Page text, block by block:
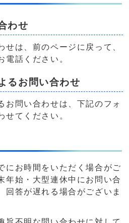
わせ
せは、前のページに戻って、
電話ください。
るお問い合わせ
お問い合わせは、下記のフォ
せてください。
にお時間をいただく場合がご
年始・大型連休中にお問い合
回答が遅れる場合がございま